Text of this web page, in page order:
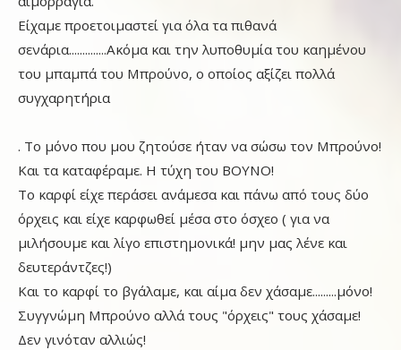
Είχαμε προετοιμαστεί για όλα τα πιθανά
σενάρια..............Ακόμα και την λυποθυμία του καημένου
του μπαμπά του Μπρούνο, ο οποίος αξίζει πολλά
συγχαρητήρια
. Το μόνο που μου ζητούσε ήταν να σώσω τον Μπρούνο!
Και τα καταφέραμε. Η τύχη του ΒΟΥΝΟ!
Το καρφί είχε περάσει ανάμεσα και πάνω από τους δύο
όρχεις και είχε καρφωθεί μέσα στο όσχεο ( για να
μιλήσουμε και λίγο επιστημονικά! μην μας λένε και
δευτεράντζες!)
Και το καρφί το βγάλαμε, και αίμα δεν χάσαμε.........μόνο!
Συγγνώμη Μπρούνο αλλά τους "όρχεις" τους χάσαμε!
Δεν γινόταν αλλιώς!